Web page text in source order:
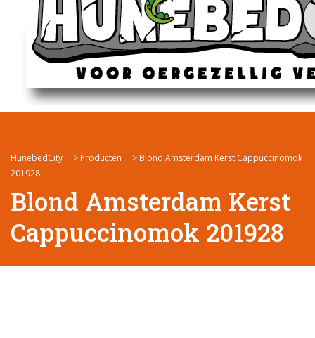
HunebedCity > Producten > Blond Amsterdam Kerst Cappuccinomok
201928
Blond Amsterdam Kerst
Cappuccinomok 201928